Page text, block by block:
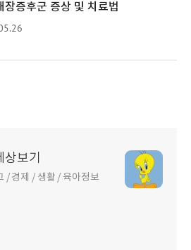
장증후군 증상 및 치료법
보기
/ 경제 / 생활 / 육아정보